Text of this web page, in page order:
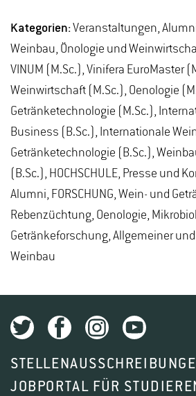
Kategorien:Veranstaltungen,
Weinbau, Önologie und
VINUM (M.Sc.), Vinifera EuroMaster
Weinwirtschaft (M.Sc.), Oenologie
Getränketechnologie (M.Sc.),
Business (B.Sc.), Internationale
Getränketechnologie (B.Sc.),
(B.Sc.), HOCHSCHULE, Presse und
Alumni, FORSCHUNG, Wein- und
Rebenzüchtung, Oenologie,
Getränkeforschung, Allgemeiner
Weinbau
JOBPORTAL FÜR